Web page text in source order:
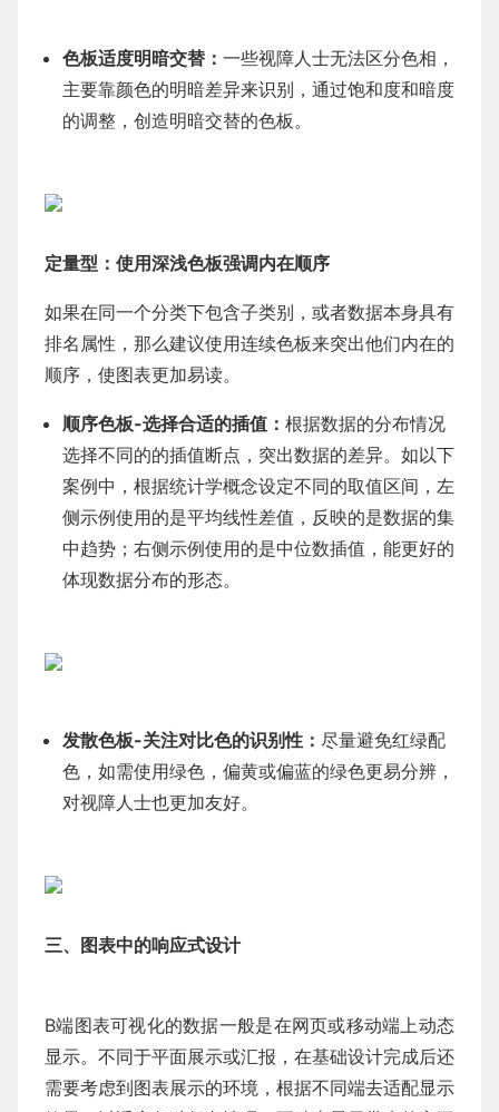
色板适度明暗交替： 一些视障人士无法区分色相，
主要靠颜色的明暗差异来识别，通过饱和度和暗度
的调整，创造明暗交替的色板。
定量型：使用深浅色板强调内在顺序
如果在同一个分类下包含子类别，或者数据本身具有
排名属性，那么建议使用连续色板来突出他们内在的
顺序，使图表更加易读。
顺序色板-选择合适的插值： 根据数据的分布情况
选择不同的的插值断点，突出数据的差异。如以下
案例中，根据统计学概念设定不同的取值区间，左
侧示例使用的是平均线性差值，反映的是数据的集
中趋势；右侧示例使用的是中位数插值，能更好的
体现数据分布的形态。
发散色板-关注对比色的识别性： 尽量避免红绿配
色，如需使用绿色，偏黄或偏蓝的绿色更易分辨，
对视障人士也更加友好。
三、图表中的响应式设计
B端图表可视化的数据一般是在网页或移动端上动态
显示。不同于平面展示或汇报，在基础设计完成后还
需要考虑到图表展示的环境，根据不同端去适配显示